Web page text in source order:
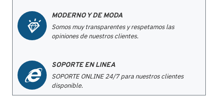
MODERNO Y DE MODA
Somos muy transparentes y respetamos las
opiniones de nuestros clientes.
SOPORTE EN LINEA
SOPORTE ONLINE 24/7 para nuestros clientes
disponible.